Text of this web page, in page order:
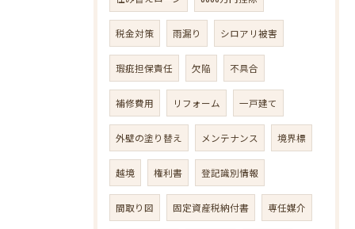
税金対策 雨漏り シロアリ被害
瑕疵担保責任 欠陥 不具合
補修費用 リフォーム 一戸建て
外壁の塗り替え メンテナンス 境界標
越境 権利書 登記識別情報
間取り図 固定資産税納付書 専任媒介